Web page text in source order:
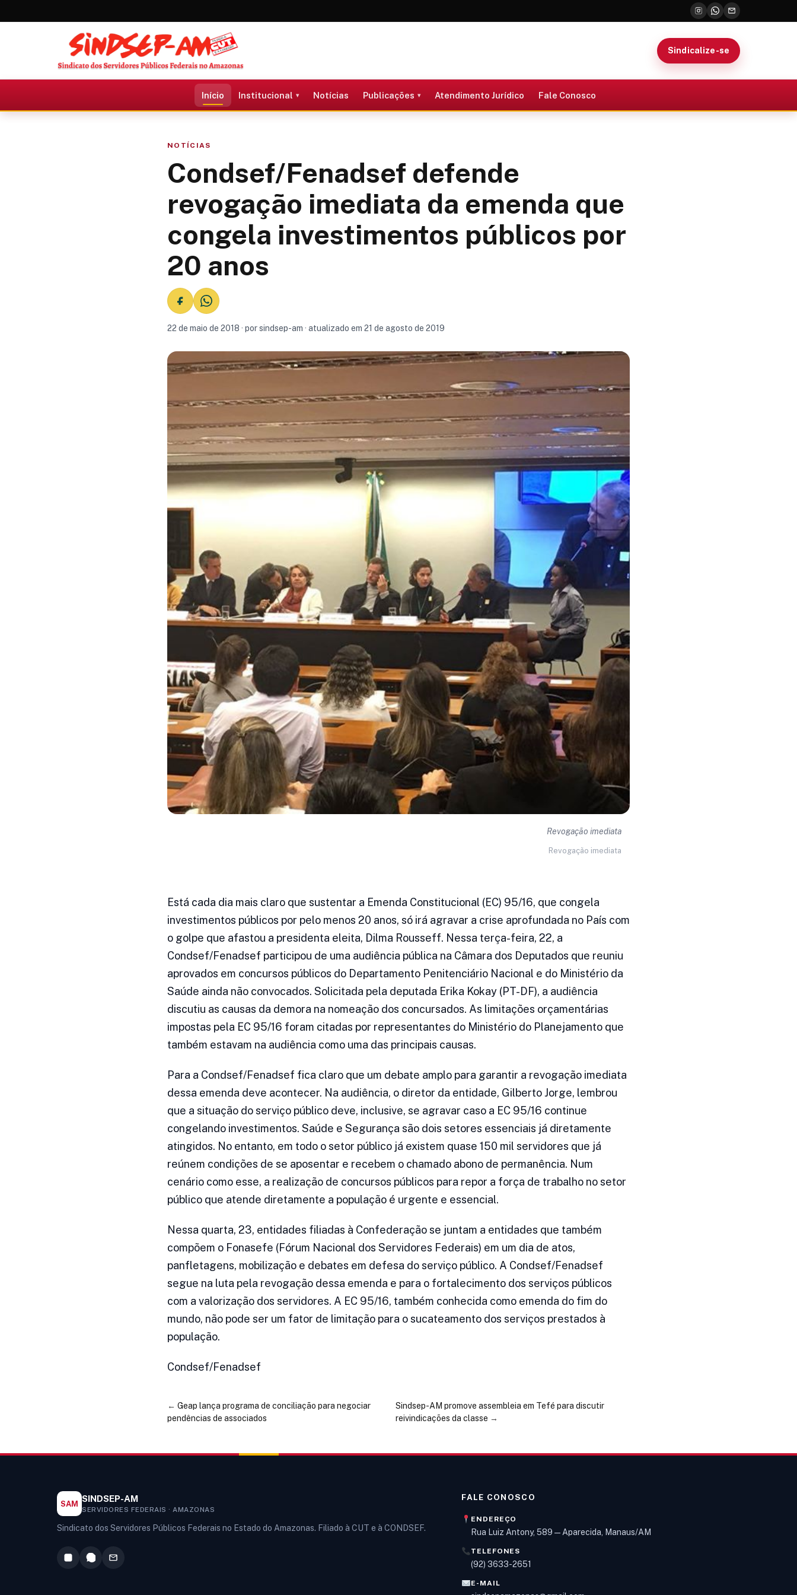
Sindicalize-se
Início Institucional Notícias Publicações Atendimento Jurídico Fale Conosco
NOTÍCIAS
Condsef/Fenadsef defende
revogação imediata da emenda que
congela investimentos públicos por
20 anos
22 de maio de 2018 · por sindsep-am · atualizado em 21 de agosto de 2019
Revogação imediata
Revogação imediata
Está cada dia mais claro que sustentar a Emenda Constitucional (EC) 95/16, que congela
investimentos públicos por pelo menos 20 anos, só irá agravar a crise aprofundada no País com
o golpe que afastou a presidenta eleita, Dilma Rousseff. Nessa terça-feira, 22, a
Condsef/Fenadsef participou de uma audiência pública na Câmara dos Deputados que reuniu
aprovados em concursos públicos do Departamento Penitenciário Nacional e do Ministério da
Saúde ainda não convocados. Solicitada pela deputada Erika Kokay (PT-DF), a audiência
discutiu as causas da demora na nomeação dos concursados. As limitações orçamentárias
impostas pela EC 95/16 foram citadas por representantes do Ministério do Planejamento que
também estavam na audiência como uma das principais causas.
Para a Condsef/Fenadsef fica claro que um debate amplo para garantir a revogação imediata
dessa emenda deve acontecer. Na audiência, o diretor da entidade, Gilberto Jorge, lembrou
que a situação do serviço público deve, inclusive, se agravar caso a EC 95/16 continue
congelando investimentos. Saúde e Segurança são dois setores essenciais já diretamente
atingidos. No entanto, em todo o setor público já existem quase 150 mil servidores que já
reúnem condições de se aposentar e recebem o chamado abono de permanência. Num
cenário como esse, a realização de concursos públicos para repor a força de trabalho no setor
público que atende diretamente a população é urgente e essencial.
Nessa quarta, 23, entidades filiadas à Confederação se juntam a entidades que também
compõem o Fonasefe (Fórum Nacional dos Servidores Federais) em um dia de atos,
panfletagens, mobilização e debates em defesa do serviço público. A Condsef/Fenadsef
segue na luta pela revogação dessa emenda e para o fortalecimento dos serviços públicos
com a valorização dos servidores. A EC 95/16, também conhecida como emenda do fim do
mundo, não pode ser um fator de limitação para o sucateamento dos serviços prestados à
população.
Condsef/Fenadsef
← Geap lança programa de conciliação para negociar
pendências de associados
Sindsep-AM promove assembleia em Tefé para discutir
reivindicações da classe →
SAM SINDSEP-AM
SERVIDORES FEDERAIS · AMAZONAS
Sindicato dos Servidores Públicos Federais no Estado do Amazonas. Filiado à CUT e à CONDSEF.
FALE CONOSCO
ENDEREÇO
Rua Luiz Antony, 589 — Aparecida, Manaus/AM
TELEFONES
(92) 3633-2651
E-MAIL